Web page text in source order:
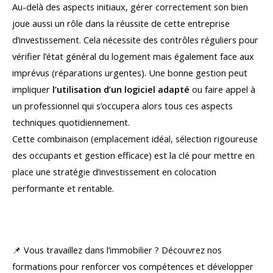
Au-delà des aspects initiaux, gérer correctement son bien
joue aussi un rôle dans la réussite de cette entreprise
d’investissement. Cela nécessite des contrôles réguliers pour
vérifier l’état général du logement mais également face aux
imprévus (réparations urgentes). Une bonne gestion peut
impliquer l’utilisation d’un logiciel adapté ou faire appel à
un professionnel qui s’occupera alors tous ces aspects
techniques quotidiennement.
Cette combinaison (emplacement idéal, sélection rigoureuse
des occupants et gestion efficace) est la clé pour mettre en
place une stratégie d’investissement en colocation
performante et rentable.
📌 Vous travaillez dans l’immobilier ? Découvrez nos
formations pour renforcer vos compétences et développer